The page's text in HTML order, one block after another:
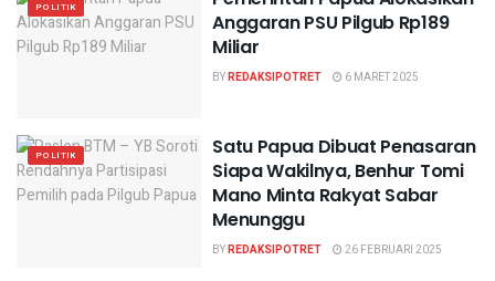
POLITIK
Anggaran PSU Pilgub Rp189
Miliar
BYREDAKSIPOTRET 6 MARET 2025
POLITIK
Satu Papua Dibuat Penasaran
Siapa Wakilnya, Benhur Tomi
Mano Minta Rakyat Sabar
Menunggu
BYREDAKSIPOTRET 26 FEBRUARI 2025